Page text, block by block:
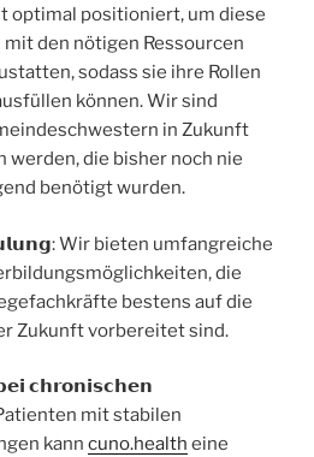
optimal positioniert, um diese
den nötigen Ressourcen
sodass sie ihre Rollen
können. Wir sind
in Zukunft
werden, die bisher noch nie
benötigt wurden.
Wir bieten umfangreiche
die
bestens auf die
Zukunft vorbereitet sind.
𝗰𝗵𝗿𝗼𝗻𝗶𝘀𝗰𝗵𝗲𝗻
mit stabilen
kann cuno.health eine